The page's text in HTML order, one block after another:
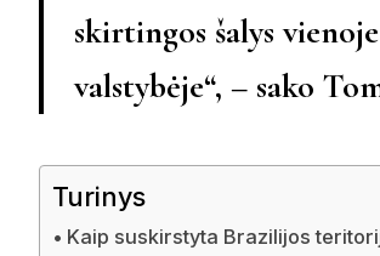
skirtingos šalys vienoje
valstybėje“, – sako
Turinys
Kaip suskirstyta Brazilijos